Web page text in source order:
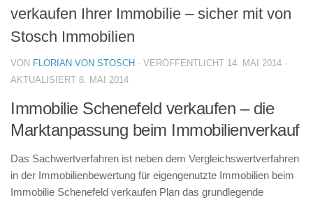
verkaufen Ihrer Immobilie – sicher mit von
Stosch Immobilien
VON FLORIAN VON STOSCH · VERÖFFENTLICHT 14. MAI 2014 ·
AKTUALISIERT 8. MAI 2014
Immobilie Schenefeld verkaufen – die
Marktanpassung beim Immobilienverkauf
Das Sachwertverfahren ist neben dem Vergleichswertverfahren
in der Immobilienbewertung für eigengenutzte Immobilien beim
Immobilie Schenefeld verkaufen Plan das grundlegende